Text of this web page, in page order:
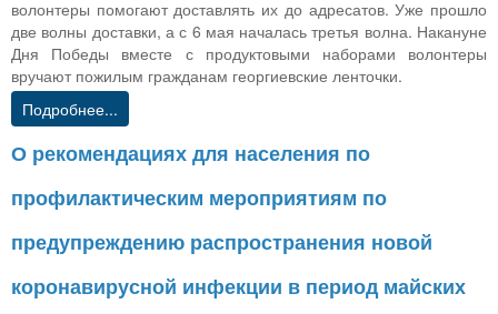
волонтеры помогают доставлять их до адресатов. Уже прошло
две волны доставки, а с 6 мая началась третья волна. Накануне
Дня Победы вместе с продуктовыми наборами волонтеры
вручают пожилым гражданам георгиевские ленточки.
Подробнее...
О рекомендациях для населения по
профилактическим мероприятиям по
предупреждению распространения новой
коронавирусной инфекции в период майских